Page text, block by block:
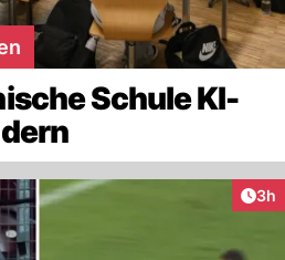
Schule KI-
3h